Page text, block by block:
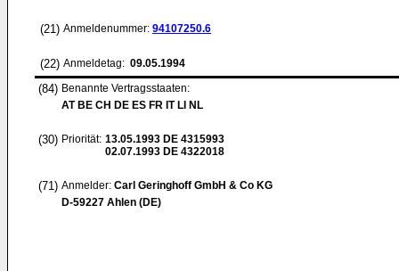
(21) Anmeldenummer: 94107250.6
(22) Anmeldetag: 09.05.1994
(84) Benannte Vertragsstaaten:
AT BE CH DE ES FR IT LI NL
(30) Priorität: 13.05.1993 DE 4315993
02.07.1993 DE 4322018
(71) Anmelder: Carl Geringhoff GmbH & Co KG
D-59227 Ahlen (DE)